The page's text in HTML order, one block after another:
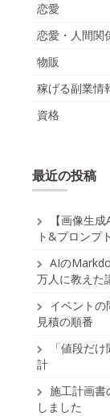
恋愛
恋愛・人間関
物販
稼げる副業情
資格
最近の投稿
【画像生
ト&プロンプ
AIの
万人に教えた
イベントの
見積の順番
「値段だ
計
施工計画書
しました